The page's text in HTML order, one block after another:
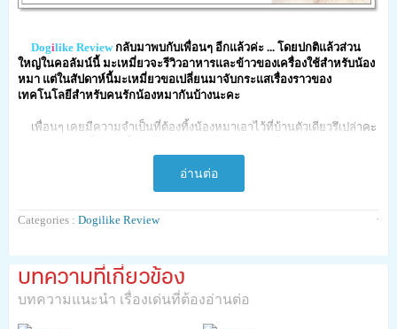
Dogilike Reviewกลับมาพบกับเพื่อนๆ อีกแล้วค่ะ ... โดยปกติแล้วส่วน
ใหญ่ในคอลัมน์นี้ มะเหมี่ยวจะรีวิวอาหารและข้าวของเครื่องใช้สำหรับน้อง
หมา แต่ในสัปดาห์นี้มะเหมี่ยวขอเปลี่ยนมาจับกระแสเรื่องราวของ
เทคโนโลยีสำหรับคนรักน้องหมากันบ้างนะคะ
เพื่อนๆ เคยมีความจำเป็นที่ต้องทิ้งน้องหมาเอาไว้ที่บ้านตัวเดียวรึเปล่าคะ
รู้สึกยังไง ... เหงา คิดถึง อยากเล่น อยากได้ยินเสียงเจ้าของ ... สังเกตได้จาก
พฤติกรรมของน้องหมาเมื่อเจ้าของกลับมาบ้าน พวกเขาจะแสดงอาการ
ลิงโลด ดีใจออกนอกหน้า เพื่อแสดงความคิดถึงหลังจากที่เจ้าของไม่อยู่บ้าน
ถ้าหากเป็นไปได้ผู้เลี้ยงหลายๆ คนก็คงอยากจะพาน้องหมาไปโน่นมานี่
ไม่เป็นไรค่ะ
วันนี้มะเหมี่ยวก็มีนวัตกรรมสุดไฮเทคที่จะทำให้คุณผู้เลี้ยงและ
อ่านต่อ
Categories : Dogilike Review ·
บทความที่เกี่ยวข้อง
บทความแนะนำ เรื่องเด่นที่ต้องอ่านต่อ